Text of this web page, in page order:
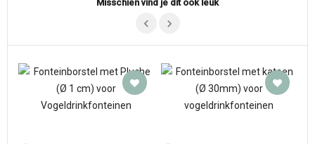
Misschien vind je dit ook leuk